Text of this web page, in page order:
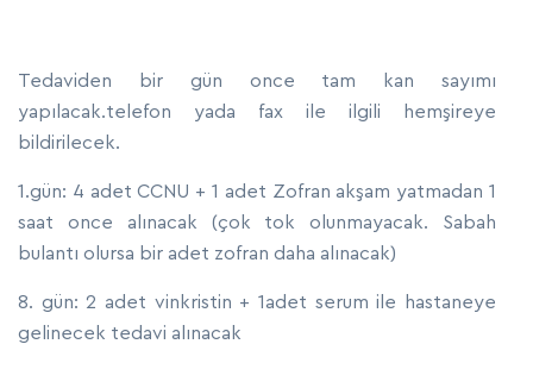
Tedaviden bir gün once tam kan sayımı
yapılacak.telefon yada fax ile ilgili hemşireye
bildirilecek.
1.gün: 4 adet CCNU + 1 adet Zofran akşam yatmadan 1
saat once alınacak (çok tok olunmayacak. Sabah
bulantı olursa bir adet zofran daha alınacak)
8. gün: 2 adet vinkristin + 1adet serum ile hastaneye
gelinecek tedavi alınacak